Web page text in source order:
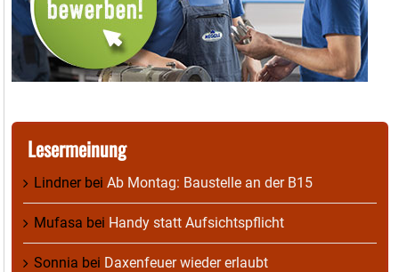
Lesermeinung
Lindnerbei Ab Montag: Baustelle an der B15
Mufasa bei Handy statt Aufsichtspflicht
Sonnia bei Daxenfeuer wieder erlaubt